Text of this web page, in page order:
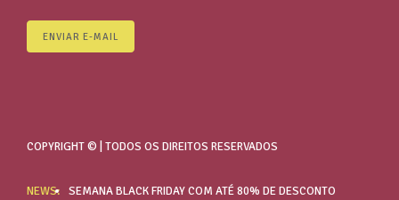
ENVIAR E-MAIL
COPYRIGHT © | TODOS OS DIREITOS RESERVADOS
NEWS:
SEMANA BLACK FRIDAY COM ATÉ 80% DE DESCONTO